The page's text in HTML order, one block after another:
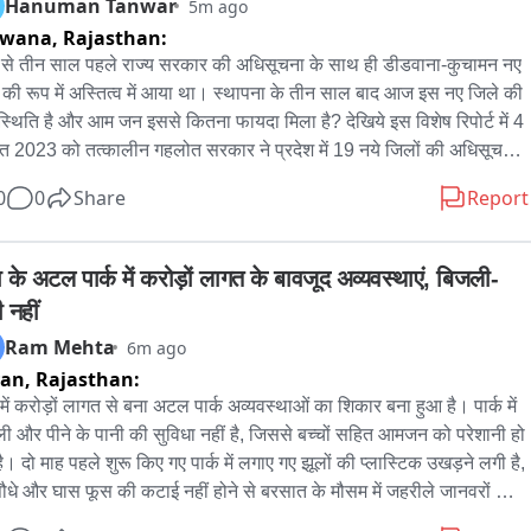
Hanuman Tanwar 5m ago
Rajasthan:
तीन साल पहले राज्य सरकार की अधिसूचना के साथ ही डीडवाना-कुचामन नए
रूप में अस्तित्व में आया था। स्थापना के तीन साल बाद आज इस नए जिले की
है और आम जन इससे कितना फायदा मिला है? देखिये इस विशेष रिपोर्ट में 4
2023 को तत्कालीन गहलोत सरकार ने प्रदेश में 19 नये जिलों की अधिसूचना
बदलने के बाद प्रदेश की वर्तमान भाजपा सरकार ने गेहलोत सरकार द्वारा घोषित
में ही विलोपित कर दिया गया। वर्तमान सरकार के कार्यकाल को भी तकरीबन ढाई
का समय बीत चुका है लेकिन नए जिलों का आधारभूत ढांचा अभी तक पूरी तरह से
में नहीं आया है। गत बजट में राज्य सरकार ने सभी नये जिलों में मिनी
सहित अन्य मूलभूत सुविधाओं के विकास के लिए प्रत्येक जिले को 100
की राशि आवंटन की घोषणा भी की गई थी। लेकिन आज की स्थिति देखी जाए तो
में प्रशासन ने सरकारी कार्यालयों और विभागों के लिए जमीनें तो आवंटित कर
सरकार द्वारा वित्तीय स्वीकृति नहीं मिलने की वजह से 80 प्रतिशत नये
किराये के भवनों या शिक्षा विभाग की खाली पड़ी इमारतो में चल रहे हैं। जिले
के तीन साल बाद भी कई महत्वपूर्ण विभाग अभी तक नये जिलों में स्वीकृत ही
0 Share Report
के अटल पार्क में करोड़ों लागत के बावजूद अव्यवस्थाएं, बिजली-
नहीं
Ram Mehta 6m ago
Rajasthan:
करोड़ों लागत से बना अटल पार्क अव्यवस्थाओं का शिकार बना हुआ है। पार्क में
और पीने के पानी की सुविधा नहीं है, जिससे बच्चों सहित आमजन को परेशानी हो
दो माह पहले शुरू किए गए पार्क में लगाए गए झूलों की प्लास्टिक उखड़ने लगी है,
और घास फूस की कटाई नहीं होने से बरसात के मौसम में जहरीले जानवरों का